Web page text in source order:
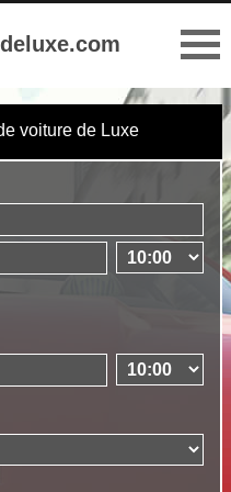
voiture de Luxe